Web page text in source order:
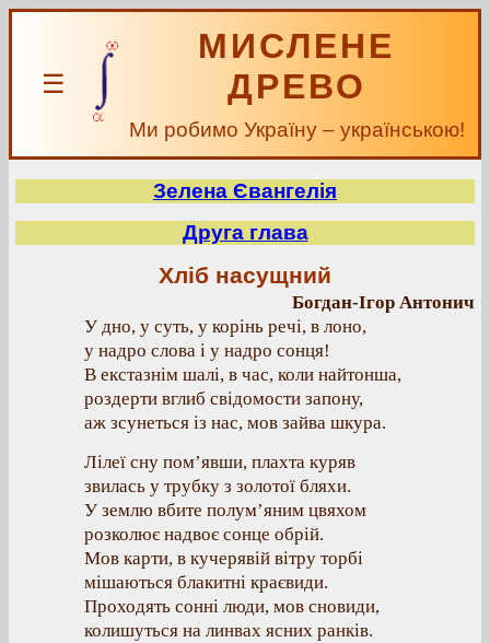
☰
МИСЛЕНЕ
ДРЕВО
Ми робимо Україну – українською!
Зелена Євангелія
Друга глава
Хліб насущний
Богдан-Ігор Антонич
У дно, у суть, у корінь речі, в лоно,
у надро слова і у надро сонця!
В екстазнім шалі, в час, коли найтонша,
роздерти вглиб свідомости запону,
аж зсунеться із нас, мов зайва шкура.
Лілеї сну пом’явши, плахта куряв
звилась у трубку з золотої бляхи.
У землю вбите полум’яним цвяхом
розколює надвоє сонце обрій.
Мов карти, в кучерявій вітру торбі
мішаються блакитні краєвиди.
Проходять сонні люди, мов сновиди,
колишуться на линвах ясних ранків.